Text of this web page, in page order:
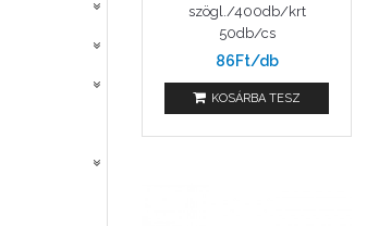
szögl./400db/krt
50db/cs
86Ft/db
KOSÁRBA TESZ